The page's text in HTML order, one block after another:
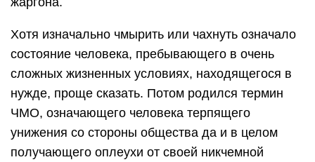
Хотя изначально чмырить или чахнуть означало
состояние человека, пребывающего в очень
сложных жизненных условиях, находящегося в
нужде, проще сказать. Потом родился термин
ЧМО, означающего человека терпящего
унижения со стороны общества да и в целом
получающего оплеухи от своей никчемной